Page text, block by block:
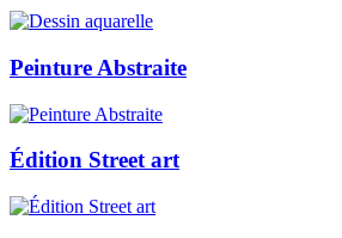
Peinture Abstraite
Édition Street art